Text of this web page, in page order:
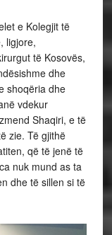
e Kolegjit të
ligjore,
të Kosovës,
dhe
shoqëria dhe
vdekur
Shaqiri, e të
zie. Të gjithë
që të jenë të
nuk mund as ta
dhe të sillen si të